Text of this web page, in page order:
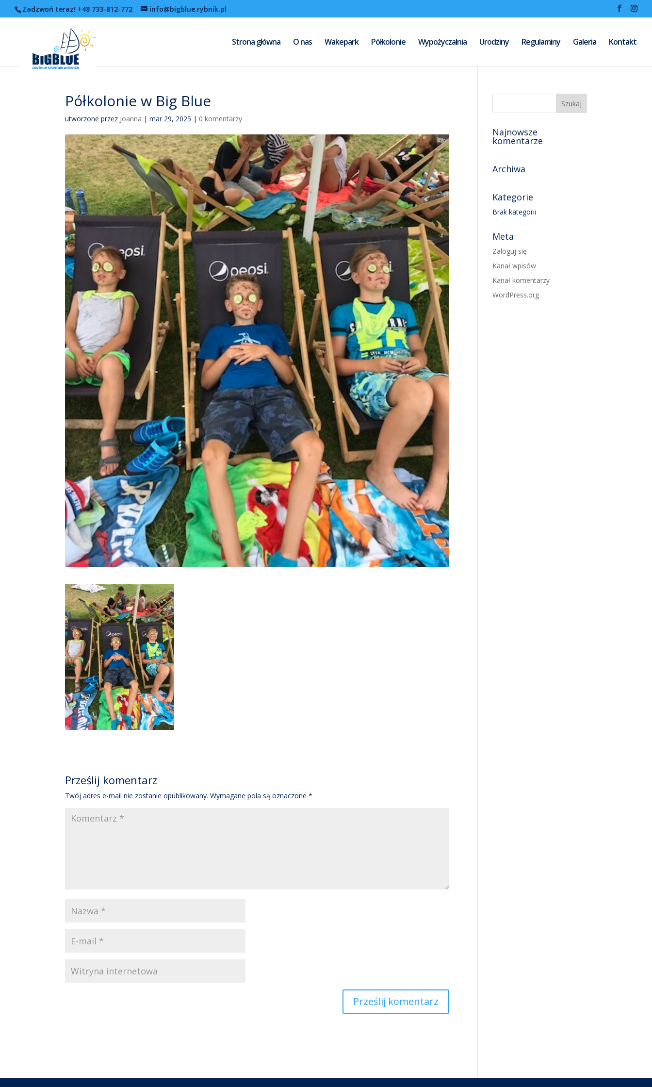
Zadzwoń teraz! +48 733-812-772 info@bigblue.rybnik.pl
Strona główna O nas Wakepark Półkolonie Wypożyczalnia Urodziny Regulaminy Galeria Kontakt
Półkolonie w Big Blue
utworzone przez Joanna |mar 29, 2025 | 0 komentarzy
Prześlij komentarz
Twój adres e-mail nie zostanie opublikowany. Wymagane pola są oznaczone*
Najnowsze
komentarze
Archiwa
Kategorie
Brak kategorii
Meta
Zaloguj się
Kanał wpisów
Kanał komentarzy
WordPress.org